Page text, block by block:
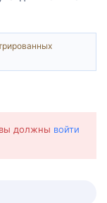
должны войти